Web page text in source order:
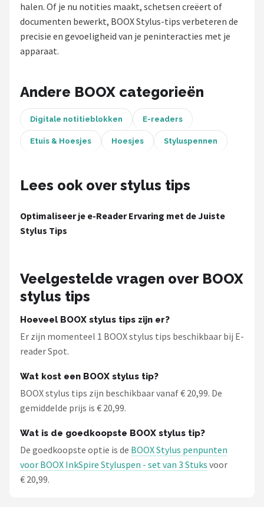
BROTECT
iMoshion
MMOBIEL
PocketBook
i12Cover
Goodline
Alle merken →
halen. Of je nu notities maakt, schetsen creëert of
documenten bewerkt, BOOX Stylus-tips verbeteren de
precisie en gevoeligheid van je peninteracties met je
apparaat.
Andere BOOX categorieën
Digitale notitieblokken E-readers
Etuis & Hoesjes Hoesjes Styluspennen
Lees ook over stylus tips
Optimaliseer je e-Reader Ervaring met de Juiste
Stylus Tips
Veelgestelde vragen over BOOX
stylus tips
Hoeveel BOOX stylus tips zijn er?
Er zijn momenteel 1 BOOX stylus tips beschikbaar bij E-
reader Spot.
Wat kost een BOOX stylus tip?
BOOX stylus tips zijn beschikbaar vanaf € 20,99. De
gemiddelde prijs is € 20,99.
Wat is de goedkoopste BOOX stylus tip?
De goedkoopste optie is de BOOX Stylus penpunten
voor BOOX InkSpire Styluspen - set van 3 Stuks voor
€ 20,99.